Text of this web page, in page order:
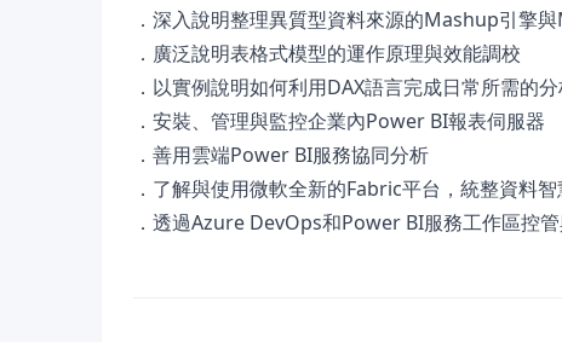
．深入說明整理異質型資料來源的Mashup引擎
．廣泛說明表格式模型的運作原理與效能調校
．以實例說明如何利用DAX語言完成日常所需的
．安裝、管理與監控企業內Power BI報表伺服器
．善用雲端Power BI服務協同分析
．了解與使用微軟全新的Fabric平台，統整資料智
．透過Azure DevOps和Power BI服務工作區控